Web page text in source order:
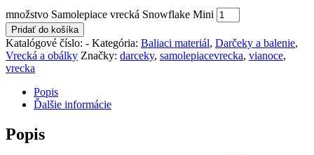
množstvo Samolepiace vrecká Snowflake Mini
Pridať do košíka
Katalógové číslo: - Kategória: Baliaci materiál, Darčeky a balenie,
Vrecká a obálky Značky: darceky, samolepiacevrecka, vianoce,
vrecka
Popis
Ďalšie informácie
Popis